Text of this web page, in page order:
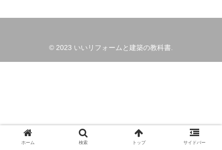
© 2023 いいリフォームと建築の教科書.
ホーム 検索 トップ サイドバー